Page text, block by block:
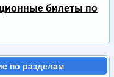
билеты по
по разделам